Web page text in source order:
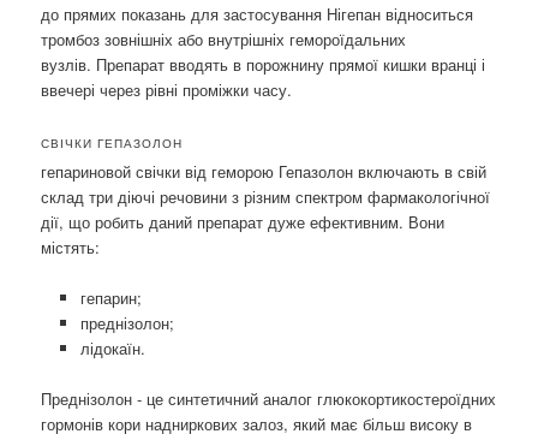
до прямих показань для застосування Нігепан відноситься
тромбоз зовнішніх або внутрішніх гемороїдальних
вузлів. Препарат вводять в порожнину прямої кишки вранці і
ввечері через рівні проміжки часу.
СВІЧКИ ГЕПАЗОЛОН
гепариновой свічки від геморою Гепазолон включають в свій
склад три діючі речовини з різним спектром фармакологічної
дії, що робить даний препарат дуже ефективним. Вони
містять:
гепарин;
преднізолон;
лідокаїн.
Преднізолон - це синтетичний аналог глюкокортикостероїдних
гормонів кори надниркових залоз, який має більш високу в